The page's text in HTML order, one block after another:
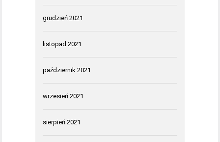
grudzień 2021
listopad 2021
październik 2021
wrzesień 2021
sierpień 2021